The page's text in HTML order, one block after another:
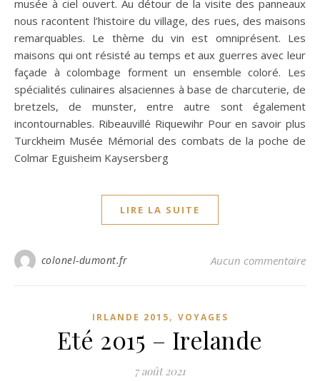
musée à ciel ouvert. Au détour de la visite des panneaux
nous racontent l’histoire du village, des rues, des maisons
remarquables. Le thème du vin est omniprésent. Les
maisons qui ont résisté au temps et aux guerres avec leur
façade à colombage forment un ensemble coloré. Les
spécialités culinaires alsaciennes à base de charcuterie, de
bretzels, de munster, entre autre sont également
incontournables. Ribeauvillé Riquewihr Pour en savoir plus
Turckheim Musée Mémorial des combats de la poche de
Colmar Eguisheim Kaysersberg
LIRE LA SUITE
colonel-dumont.fr Aucun commentaire
IRLANDE 2015, VOYAGES
Eté 2015 – Irelande
7 août 2021